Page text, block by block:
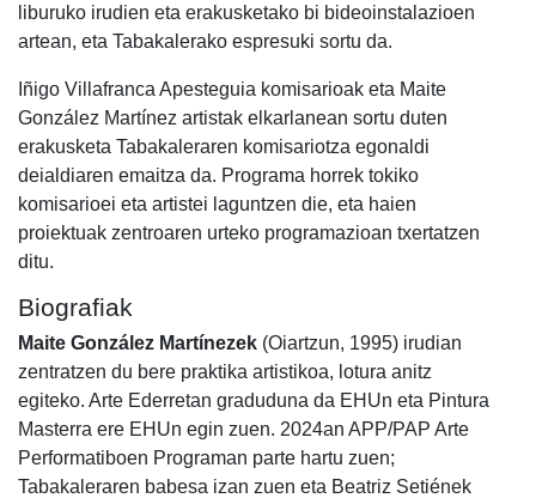
liburuko irudien eta erakusketako bi bideoinstalazioen
artean, eta Tabakalerako espresuki sortu da.
Iñigo Villafranca Apesteguia komisarioak eta Maite
González Martínez artistak elkarlanean sortu duten
erakusketa Tabakaleraren komisariotza egonaldi
deialdiaren emaitza da. Programa horrek tokiko
komisarioei eta artistei laguntzen die, eta haien
proiektuak zentroaren urteko programazioan txertatzen
ditu.
Biografiak
Maite González Martínezek (Oiartzun, 1995) irudian
zentratzen du bere praktika artistikoa, lotura anitz
egiteko. Arte Ederretan graduduna da EHUn eta Pintura
Masterra ere EHUn egin zuen. 2024an APP/PAP Arte
Performatiboen Programan parte hartu zuen;
Tabakaleraren babesa izan zuen eta Beatriz Setiének